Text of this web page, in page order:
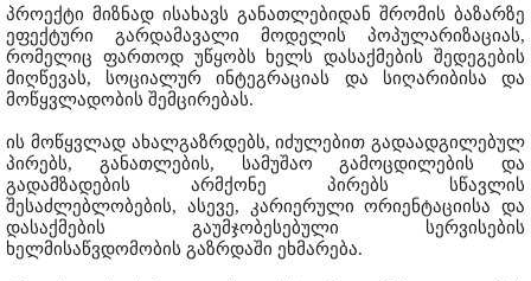
პროექტი მიზნად ისახავს განათლებიდან შრომის ბაზარზე
ეფექტური გარდამავალი მოდელის პოპულარიზაციას,
რომელიც ფართოდ უწყობს ხელს დასაქმების შედეგების
მიღწევას, სოციალურ ინტეგრაციას და სიღარიბისა და
მოწყვლადობის შემცირებას.
ის მოწყვლად ახალგაზრდებს, იძულებით გადაადგილებულ
პირებს, განათლების, სამუშაო გამოცდილების და
გადამზადების არმქონე პირებს სწავლის
შესაძლებლობების, ასევე, კარიერული ორიენტაციისა და
დასაქმების გაუმჯობესებული სერვისების
ხელმისაწვდომობის გაზრდაში ეხმარება.